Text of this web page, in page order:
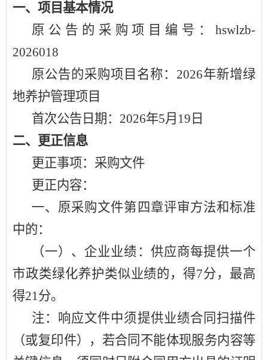
一、项目基本情况
原公告的采购项目编号： hswlzb-
2026018
原公告的采购项目名称： 2026年新增绿
地养护管理项目
首次公告日期： 2026年5月19日
二、更正信息
更正事项：采购文件
更正内容：
一、原采购文件第四章评审方法和标准
中的：
（一）、企业业绩：供应商每提供一个
市政类绿化养护类似业绩的，得7分，最高
得21分。
注：响应文件中须提供业绩合同扫描件
（或复印件），若合同不能体现服务内容等